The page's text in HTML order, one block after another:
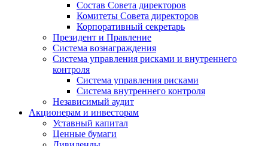
Состав Совета директоров
Комитеты Совета директоров
Корпоративный секретарь
Президент и Правление
Система вознаграждения
Система управления рисками и внутреннего
контроля
Система управления рисками
Система внутреннего контроля
Независимый аудит
Акционерам и инвесторам
Уставный капитал
Ценные бумаги